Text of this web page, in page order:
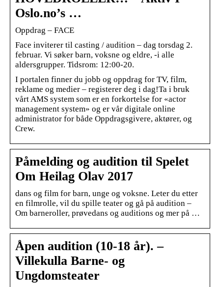
Oslo.no’s …
Oppdrag – FACE
Face inviterer til casting / audition – dag torsdag 2.
februar. Vi søker barn, voksne og eldre, -i alle
aldersgrupper. Tidsrom: 12:00-20.
I portalen finner du jobb og oppdrag for TV, film,
reklame og medier – registerer deg i dag!Ta i bruk
vårt AMS system som er en forkortelse for «actor
management system» og er vår digitale online
administrator for både Oppdragsgivere, aktører, og
Crew.
Påmelding og audition til Spelet
Om Heilag Olav 2017
dans og film for barn, unge og voksne. Leter du etter
en filmrolle, vil du spille teater og gå på audition –
Om barneroller, prøvedans og auditions og mer på …
Åpen audition (10-18 år). –
Villekulla Barne- og
Ungdomsteater